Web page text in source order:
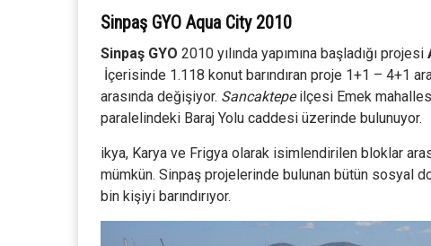
Sinpaş GYO Aqua City 2010
Sinpaş GYO 2010 yılında yapımına başladığı projesi
İçerisinde 1.118 konut barındıran proje 1+1 – 4+1
arasında değişiyor. Sancaktepeilçesi Emek mahallesi
paralelindeki Baraj Yolu caddesi üzerinde bulunuyor.
ikya, Karya ve Frigya olarak isimlendirilen bloklar
mümkün. Sinpaş projelerinde bulunan bütün sosyal
bin kişiyi barındırıyor.